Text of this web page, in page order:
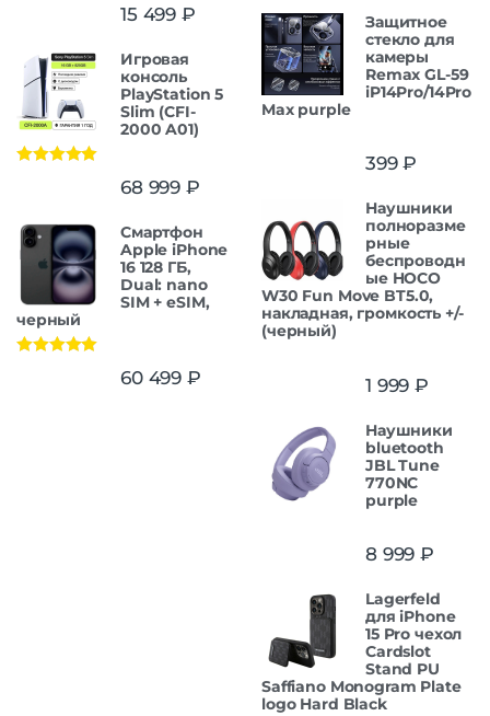
15 499 ₽
Игровая
консоль
PlayStation 5
Slim (CFI-
2000 A01)
68 999 ₽
Смартфон
Apple iPhone
16 128 ГБ,
Dual: nano
SIM + eSIM,
черный
60 499 ₽
Защитнoe
cтекло для
камеры
Remax GL-59
iP14Pro/14Pro
Max purple
399₽
Наушники
полноразме
рные
беспроводн
ые HOCO
W30 Fun Move BT5.0,
накладная, громкость +/-
(черный)
1 999 ₽
Наушники
bluetooth
JBL Tune
770NC
purple
8 999 ₽
Lagerfeld
для iPhone
15 Pro чехол
Cardslot
Stand PU
Saffiano Monogram Plate
logo Hard Black